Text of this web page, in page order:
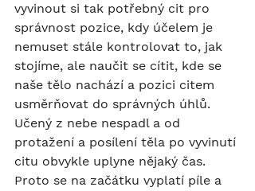
vyvinout si tak potřebný cit pro
správnost pozice, kdy účelem je
nemuset stále kontrolovat to, jak
stojíme, ale naučit se cítit, kde se
naše tělo nachází a pozici citem
usměrňovat do správných úhlů.
Učený z nebe nespadl a od
protažení a posílení těla po vyvinutí
citu obvykle uplyne nějaký čas.
Proto se na začátku vyplatí píle a